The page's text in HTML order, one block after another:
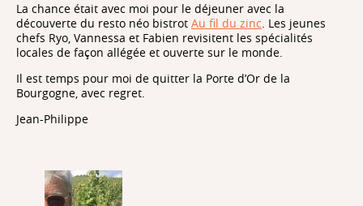
La chance était avec moi pour le déjeuner avec la
découverte du resto néo bistrot Au fil du zinc. Les jeunes
chefs Ryo, Vannessa et Fabien revisitent les spécialités
locales de façon allégée et ouverte sur le monde.
Il est temps pour moi de quitter la Porte d’Or de la
Bourgogne, avec regret.
Jean-Philippe